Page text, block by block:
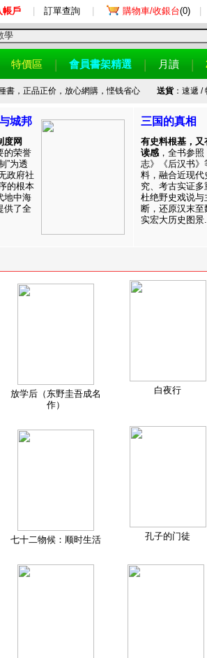
帳戶 訂單查詢 購物車/收銀台(0)
特價區 會員書架精選 月讀
書，正品正价，放心網購，悭钱省心 送貨：速遞 /
城邦
度网
的荣誉
”为透
政府社
的根本
地中海
供了全
三国的真相
有史料根基，又
读感 ，全书参照
志》《后汉书》
料，融合近现代
究、考古实证多
杜绝野史戏说与
断，还原汉末至
实宏大历史图景
放学后（东野圭吾成名
作）
白夜行
七十二物候：顺时生活 孔子的门徒